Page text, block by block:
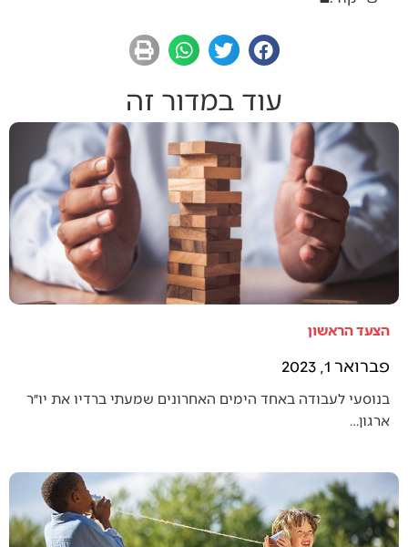
עוד במדור זה
הצעד הראשון
פברואר 1, 2023
בנוסעי לעבודה באחד הימים האחרונים שמעתי ברדיו את יו״ר
ארגון…